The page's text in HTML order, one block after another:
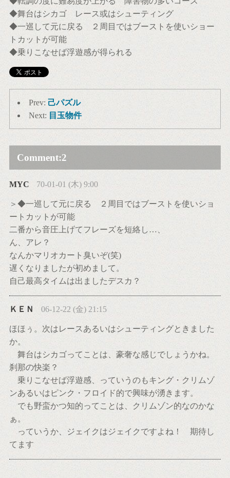
◆舞台はシカゴ レース或はシューティング
◆一巡して元に戻る ２周目ではブーストを使いショー
トカットが可能
◆乗りこなせば浮遊感が得られる
Prev: 己パズル
Next: 目玉物件
Comment:2
MYC 70-01-01 (木) 9:00
＞◆一巡して元に戻る ２周目ではブーストを使いショ
ートカットが可能
二番から音圧上げてフレーズを短絡し…、
ん、アレ？
なんかマリオカート臭いぞ(笑)
遅くなりましたが初めまして。
自己最高タイムは出ましたデスカ？
ＫＥＮ 06-12-22 (金) 21:15
ほほぅ。次はレースあるいはシューティングときました
か。
舞台はシカゴってことは、豪奢な感じでしょうかね。
刹那の快楽？
乗りこなせば浮遊感、っていうのもキング・クリムゾ
ンあるいはピンク・フロイド的で興味が湧きます。
でも野蛮かつ知的ってことは、クリムゾン的なのかな
ぁ。
っていうか、ジェイクはジェイクですよね！ 期待し
てます